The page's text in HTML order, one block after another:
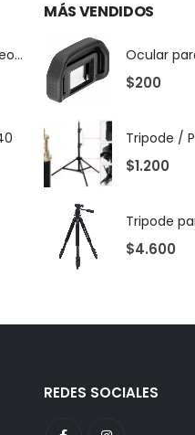
Trípode Profesional Video Weifeng WF717
MÁS VENDIDOS
Ocular
$200
$1.200
$4.600
REDES SOCIALES